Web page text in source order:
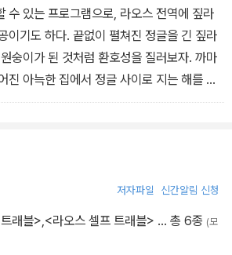
수 있는 프로그램으로, 라오스 전역에 짚라
이기도 하다. 끝없이 펼쳐진 정글을 긴 짚라
숭이가 된 것처럼 환호성을 질러보자. 까마
진 아늑한 집에서 정글 사이로 지는 해를 바
에서 들려오는 자연의 속삭임을 듣는 것은
Gibbon Experience>저자파일 신간알림 신청
래블> <라오스 셀프 트래블> … 총 6종 (모